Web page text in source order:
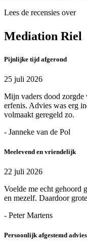
Lees de recensies over
Mediation Riel
Pijnlijke tijd afgerond
25 juli 2026
Mijn vaders dood zorgde
erfenis. Advies was erg
volmaakt geregeld zo.
- Janneke van de Pol
Meelevend en vriendelijk
22 juli 2026
Voelde me echt gehoord
en mezelf. Daardoor
- Peter Martens
Persoonlijk afgestemd advies